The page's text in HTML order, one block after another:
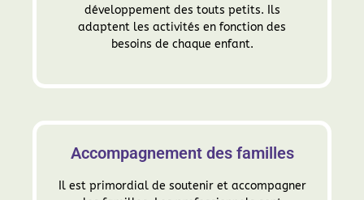
développement des touts petits. Ils
adaptent les activités en fonction des
besoins de chaque enfant.
Accompagnement des familles
Il est primordial de soutenir et accompagner